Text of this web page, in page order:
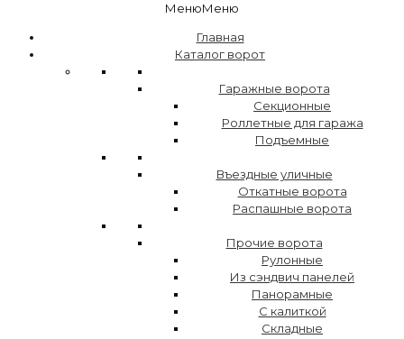
МенюМеню
Главная
Каталог ворот
Гаражные ворота
Секционные
Роллетные для гаража
Подъемные
Въездные уличные
Откатные ворота
Распашные ворота
Прочие ворота
Рулонные
Из сэндвич панелей
Панорамные
С калиткой
Складные